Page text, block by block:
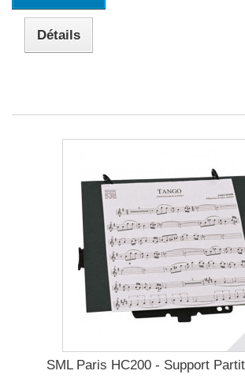
Détails
SML Paris HC200 - Support